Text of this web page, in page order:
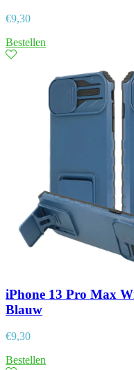
€9,30
Bestellen
iPhone 13 Pro Max
Blauw
€9,30
Bestellen